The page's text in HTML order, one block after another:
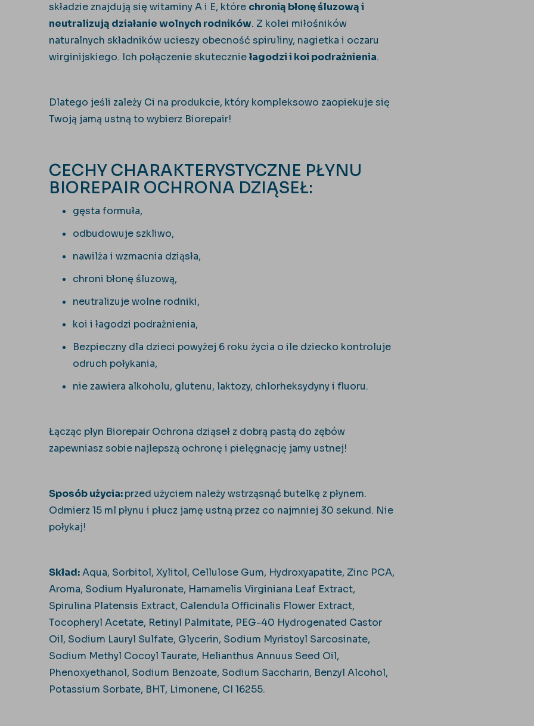
składzie znajdują się witaminy A i E, które chronią błonę śluzową i
neutralizują działanie wolnych rodników. Z kolei miłośników
naturalnych składników ucieszy obecność spiruliny, nagietka i oczaru
wirginijskiego. Ich połączenie skuteczniełagodzi i koi podrażnienia.
Dlatego jeśli zależy Ci na produkcie, który kompleksowo zaopiekuje się
Twoją jamą ustną to wybierz Biorepair!
CECHY CHARAKTERYSTYCZNE PŁYNU
BIOREPAIR OCHRONA DZIĄSEŁ:
gęsta formuła,
odbudowuje szkliwo,
nawilża i wzmacnia dziąsła,
chroni błonę śluzową,
neutralizuje wolne rodniki,
koi i łagodzi podrażnienia,
Bezpieczny dla dzieci powyżej 6 roku życia o ile dziecko kontroluje
odruch połykania,
nie zawiera alkoholu, glutenu, laktozy, chlorheksydyny i fluoru.
Łącząc płyn Biorepair Ochrona dziąseł z dobrą pastą do zębów
zapewniasz sobie najlepszą ochronę i pielęgnację jamy ustnej!
Sposób użycia:przed użyciem należy wstrząsnąć butelkę z płynem.
Odmierz 15 ml płynu i płucz jamę ustną przez co najmniej 30 sekund. Nie
połykaj!
Skład:Aqua, Sorbitol, Xylitol, Cellulose Gum, Hydroxyapatite, Zinc PCA,
Aroma, Sodium Hyaluronate, Hamamelis Virginiana Leaf Extract,
Spirulina Platensis Extract, Calendula Officinalis Flower Extract,
Tocopheryl Acetate, Retinyl Palmitate, PEG-40 Hydrogenated Castor
Oil, Sodium Lauryl Sulfate, Glycerin, Sodium Myristoyl Sarcosinate,
Sodium Methyl Cocoyl Taurate, Helianthus Annuus Seed Oil,
Phenoxyethanol, Sodium Benzoate, Sodium Saccharin, Benzyl Alcohol,
Potassium Sorbate, BHT, Limonene, CI 16255.